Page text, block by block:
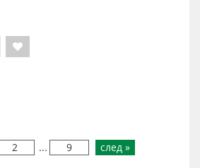
2 ... 9 след »